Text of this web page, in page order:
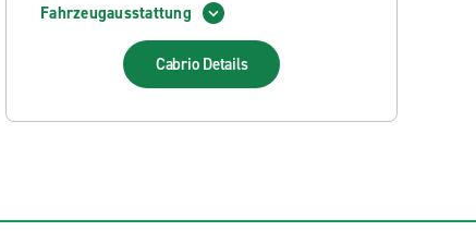
Fahrzeugausstattung
Cabrio Details